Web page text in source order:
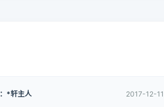
*轩主人 2017-12-11